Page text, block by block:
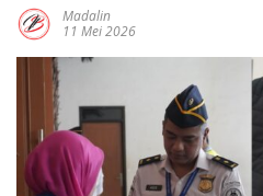
Madalin
11 Mei 2026